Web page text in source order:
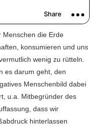
Menschen die Erde
konsumieren und uns
wenig zu rütteln.
es darum geht, den
Menschenbild dabei
u.a. Mitbegründer des
dass wir
hinterlassen